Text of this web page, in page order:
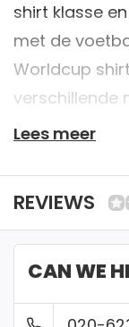
shirt klasse
met de
Worldcup
verschillende
sportieve stijl
het veld.
✔ 40+ jaar
Lees meer
REVIEWS
CAN WE